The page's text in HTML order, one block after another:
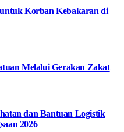
Korban Kebakaran di
Melalui Gerakan Zakat
dan Bantuan Logistik
2026